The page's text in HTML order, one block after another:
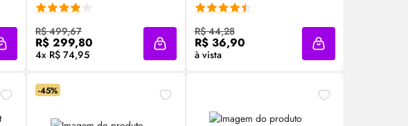
Adicionar à sacola
R$ 499,67
R$ 299,80
4x R$ 74,95
Compre Agora ❯
Adicionar à sacola
R$ 44,28
R$ 36,90
à vista
Compre Agora ❯
Adicionar à sacola
-45%